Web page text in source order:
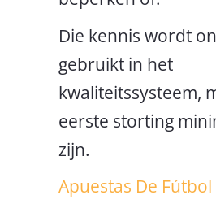
Die kennis wordt
gebruikt in het
kwaliteitssysteem,
eerste storting
zijn.
Apuestas De Fútbol